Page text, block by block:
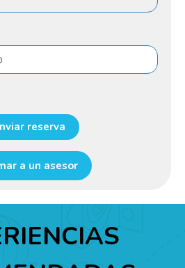
reserva
a un asesor